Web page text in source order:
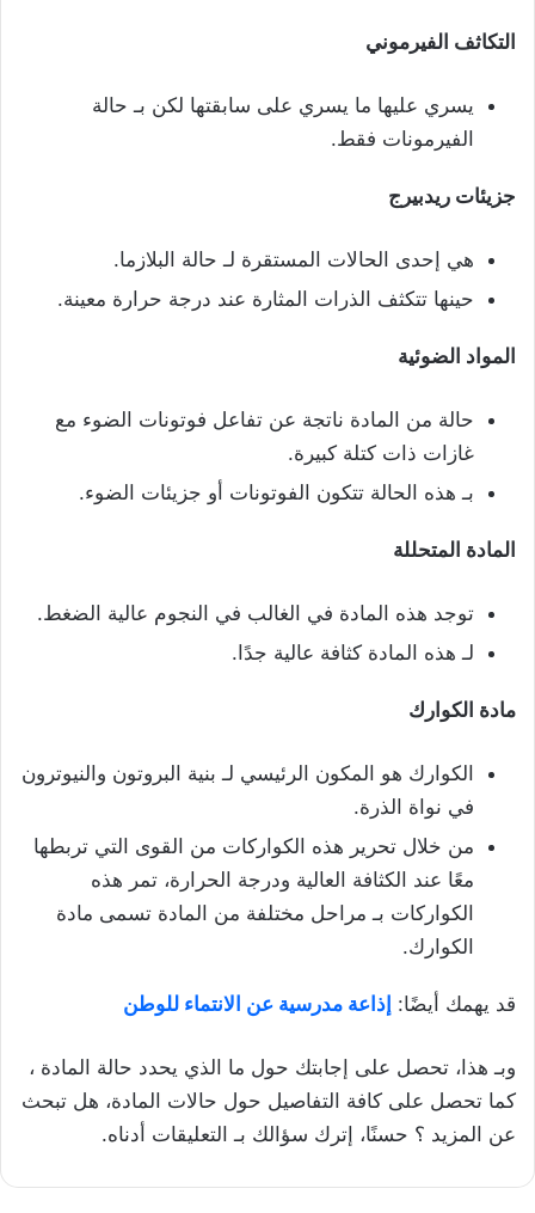
التكاثف الفيرموني
يسري عليها ما يسري على سابقتها لكن بـ حالة
الفيرمونات فقط.
جزيئات ريدبيرج
هي إحدى الحالات المستقرة لـ حالة البلازما.
حينها تتكثف الذرات المثارة عند درجة حرارة معينة.
المواد الضوئية
حالة من المادة ناتجة عن تفاعل فوتونات الضوء مع
غازات ذات كتلة كبيرة.
بـ هذه الحالة تتكون الفوتونات أو جزيئات الضوء.
المادة المتحللة
توجد هذه المادة في الغالب في النجوم عالية الضغط.
لـ هذه المادة كثافة عالية جدًا.
مادة الكوارك
الكوارك هو المكون الرئيسي لـ بنية البروتون والنيوترون
في نواة الذرة.
من خلال تحرير هذه الكواركات من القوى التي تربطها
معًا عند الكثافة العالية ودرجة الحرارة، تمر هذه
الكواركات بـ مراحل مختلفة من المادة تسمى مادة
الكوارك.
قد يهمك أيضًا: إذاعة مدرسية عن الانتماء للوطن
وبـ هذا، تحصل على إجابتك حول ما الذي يحدد حالة المادة ،
كما تحصل على كافة التفاصيل حول حالات المادة، هل تبحث
عن المزيد ؟ حسنًا، إترك سؤالك بـ التعليقات أدناه.